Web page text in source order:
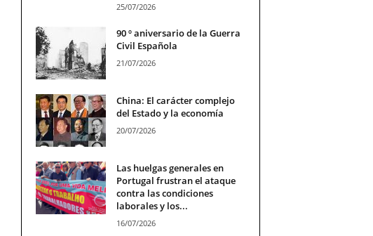
25/07/2026
90 º aniversario de la Guerra
Civil Española
21/07/2026
China: El carácter complejo
del Estado y la economía
20/07/2026
Las huelgas generales en
Portugal frustran el ataque
contra las condiciones
laborales y los...
16/07/2026